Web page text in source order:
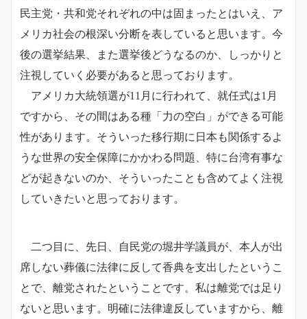
民主党・共和党それぞれの中は固まったとはいえ、ア
メリカ社会の根深い分断を表していると思います。今
後の選挙結果、また選挙後どうなるのか、しっかりと
注視していく必要があると思っております。
アメリカ大統領選が11月に行われて、就任式は1月
ですから、その間はある種「力の空白」ができる可能
性があります。そういった移行期に日本も関係するよ
うな世界の安全保障にかかわる問題、特に台湾有事な
どが起きないのか、そういったことも含めてよく注視
していきたいと思っております。
二つ目に、先日、自民党の堀井学議員が、本人が出
席しない葬儀に法律に反して香典を支出したというこ
とで、離党されたということです。私は離党では足り
ないと思います。明確に法律違反していますから、離